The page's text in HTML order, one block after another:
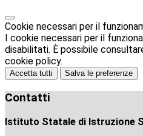
Cookie necessari per il
I cookie necessari per il
disabilitati. È possibile
cookie policy.
Accetta tutti Salva le preferenze
Contatti
Istituto Statale di Istruzione